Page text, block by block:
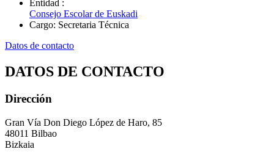
Entidad :
Consejo Escolar de Euskadi
Cargo: Secretaria Técnica
Datos de contacto
DATOS DE CONTACTO
Dirección
Gran Vía Don Diego López de Haro, 85
48011 Bilbao
Bizkaia